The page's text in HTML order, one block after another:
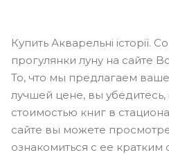
Купить Акварельні історії.
прогулянки луну на сайте
То, что мы предлагаем
лучшей цене, вы
стоимостью книг в
сайте вы можете
ознакомиться с ее